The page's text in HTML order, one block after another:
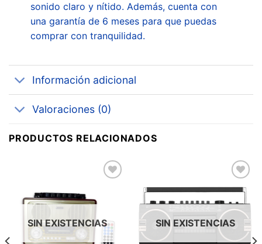
sonido claro y nítido. Además, cuenta con
una garantía de 6 meses para que puedas
comprar con tranquilidad.
Información adicional
Valoraciones (0)
PRODUCTOS RELACIONADOS
lista de
SIN EXISTENCIAS
Añadir
a la
lista de
deseos
SIN EXISTENCIAS